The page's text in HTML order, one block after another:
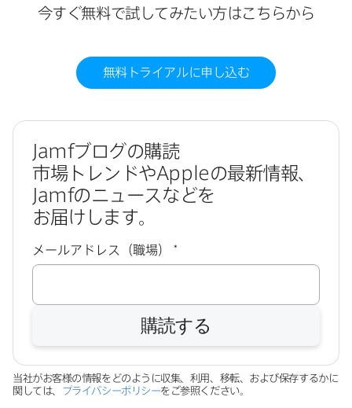
今すぐ​無料で​試してみたい方は​こちらから
無料トライアルに​申し込む
Jamfブログの​購読
市場トレンドやAppleの​最新情報、
Jamfの​ニュースなどを​
お届けします。
メールアドレス（職場） *必
須
購読する
当社が​お客様の​情報を​どのように​収集、​利用、​移転、​および​保存するかに​
関しては、 プライバシーポリシーを​ご参照ください。